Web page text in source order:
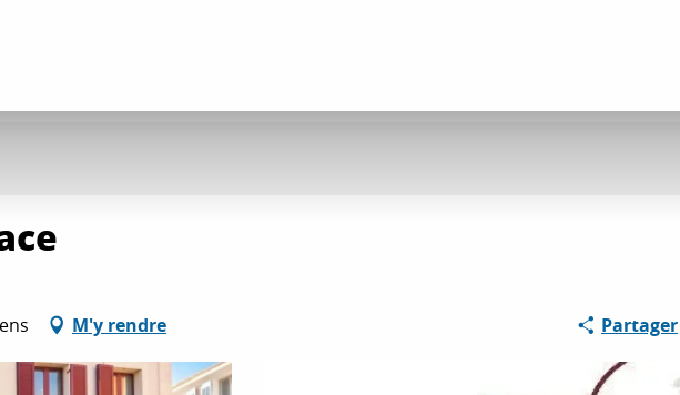
M'y rendre Partager